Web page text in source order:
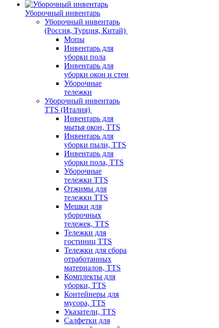
Уборочный инвентарь
Уборочный инвентарь
(Россия, Турция, Китай)
Мопы
Инвентарь для
уборки пола
Инвентарь для
уборки окон и стен
Уборочные
тележки
Уборочный инвентарь
TTS (Италия)
Инвентарь для
мытья окон, TTS
Инвентарь для
уборки пыли, TTS
Инвентарь для
уборки пола, TTS
Уборочные
тележки TTS
Отжимы для
тележки TTS
Мешки для
уборочных
тележек, TTS
Тележки для
гостиниц TTS
Тележки для сбора
отработанных
материалов, TTS
Комплекты для
уборки, TTS
Контейнеры для
мусора, TTS
Указатели, TTS
Салфетки для